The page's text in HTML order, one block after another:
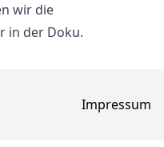
wir die
in der Doku.
Impressum